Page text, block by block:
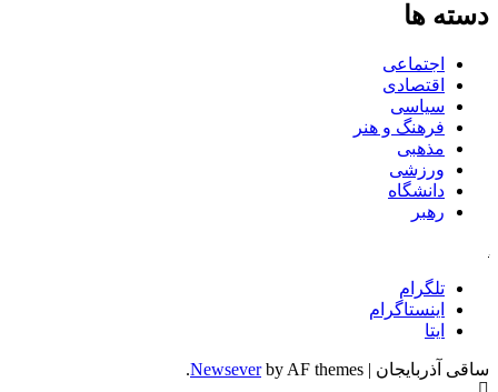
دسته ها
اجتماعی
اقتصادی
سیاسی
فرهنگ و هنر
مذهبی
ورزشی
دانشگاه
رهبر
تلگرام
اینستاگرام
ایتا
ساقی آذربایجان |
Newseverby AF themes.